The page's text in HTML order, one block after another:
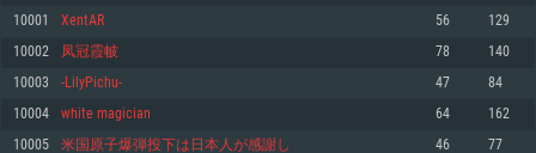
10001 XentAR 56 129
10002 凤冠霞帔 78 140
10003 -LilyPichu- 47 84
10004 white magician 64 162
10005 米国原子爆弾投下は日本人が感謝し 46 77